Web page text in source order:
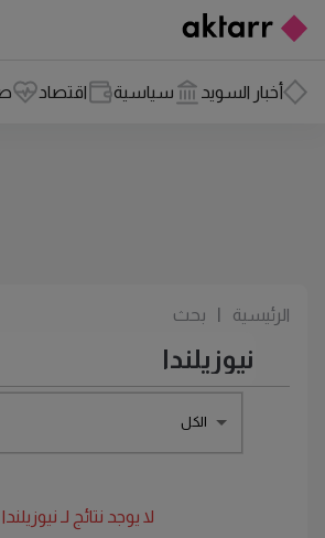
أخبار السويد سياسية اقتصاد
الرئيسية بحث
الكل
لا يوجد نتائج لـ نيوزيلندا